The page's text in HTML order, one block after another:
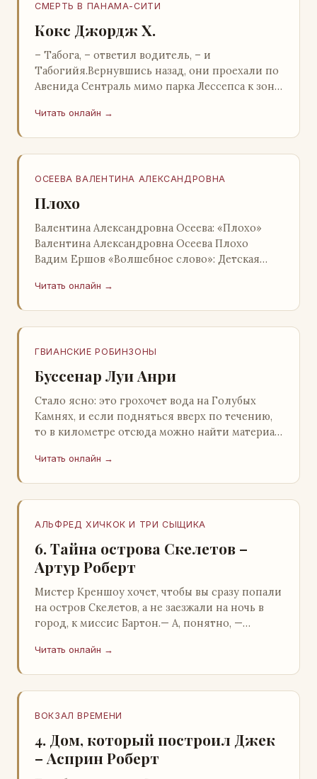
СМЕРТЬ В ПАНАМА-СИТИ
Кокс Джордж Х.
– Табога, – ответил водитель, – и
Табогийя.Вернувшись назад, они проехали по
Авенида Сентраль мимо парка Лессепса к зоне
отель…
Читать онлайн →
ОСЕЕВА ВАЛЕНТИНА АЛЕКСАНДРОВНА
Плохо
Валентина Александровна Осеева: «Плохо»
Валентина Александровна Осеева Плохо
Вадим Ершов «Волшебное слово»: Детская
Александровна ОСЕЕВ…
Читать онлайн →
ГВИАНСКИЕ РОБИНЗОНЫ
Буссенар Луи Анри
Стало ясно: это грохочет вода на Голубых
Камнях, и если подняться вверх по течению,
то в километре отсюда можно найти материал
крас…
Читать онлайн →
АЛЬФРЕД ХИЧКОК И ТРИ СЫЩИКА
6. Тайна острова Скелетов –
Артур Роберт
Мистер Креншоу хочет, чтобы вы сразу попали
на остров Скелетов, а не заезжали на ночь в
город, к миссис Бартон.— А, понятно, —
«кризис»…
Читать онлайн →
ВОКЗАЛ ВРЕМЕНИ
4. Дом, который построил Джек
– Асприн Роберт